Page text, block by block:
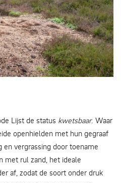
Lijst de status kwetsbaar. Waar
openhielden met hun gegraaf
en vergrassing door toename
met rul zand, het ideale
af, zodat de soort onder druk